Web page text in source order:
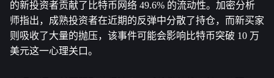
的新投资者贡献了比特币网络 49.6% 的流动性。加密分析
师指出，成熟投资者在近期的反弹中分散了持仓，而新买家
则吸收了大量的抛压，该事件可能会影响比特币突破 10 万
美元这一心理关口。